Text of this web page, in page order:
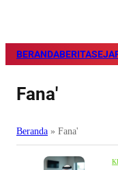
BERANDABERITA
Fana'
Beranda » Fana'